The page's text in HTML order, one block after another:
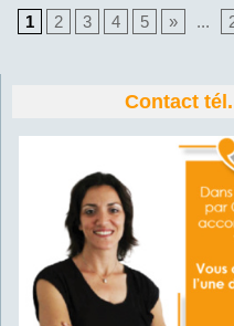
Contact
1
2 3 4 5 » ...